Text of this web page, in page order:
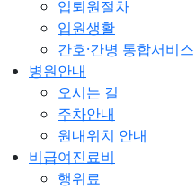
입퇴원절차
입원생활
간호·간병 통합서비스
병원안내
오시는 길
주차안내
원내위치 안내
비급여진료비
행위료